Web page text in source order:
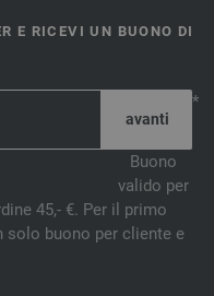
E RICEVI UN BUONO DI
*
Buono
valido per
45,- €. Per il primo
solo buono per cliente e